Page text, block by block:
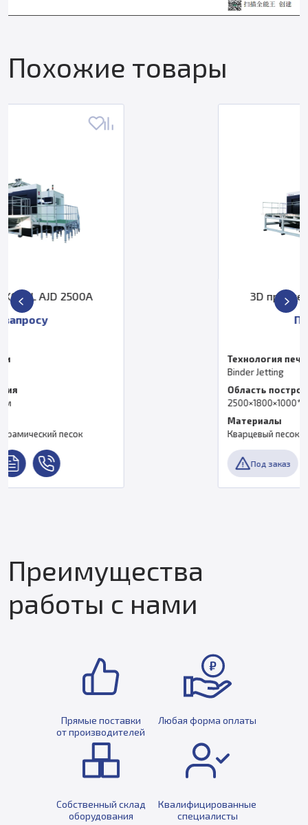
Похожие товары
3D принтер KOCEL AJD 2500B
Кварцевый песок, керамический песок
Преимущества
работы с нами
Прямые поставки
от производителей
Любая форма оплаты
Собственный склад
оборудования
Квалифицированные
специалисты